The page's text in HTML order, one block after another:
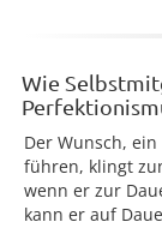
Wie
Der Wunsch,
führen, klingt
wenn er zur
kann er auf